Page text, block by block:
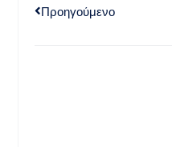
Προηγούμενο